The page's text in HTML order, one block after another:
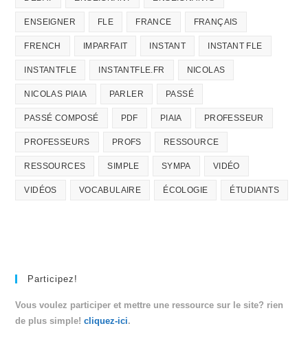
ENSEIGNER FLE FRANCE FRANÇAIS
FRENCH IMPARFAIT INSTANT INSTANT FLE
INSTANTFLE INSTANTFLE.FR NICOLAS
NICOLAS PIAIA PARLER PASSÉ
PASSÉ COMPOSÉ PDF PIAIA PROFESSEUR
PROFESSEURS PROFS RESSOURCE
RESSOURCES SIMPLE SYMPA VIDÉO
VIDÉOS VOCABULAIRE ÉCOLOGIE ÉTUDIANTS
Participez!
Vous voulez participer et mettre une ressource sur le site? rien
de plus simple!cliquez-ici.